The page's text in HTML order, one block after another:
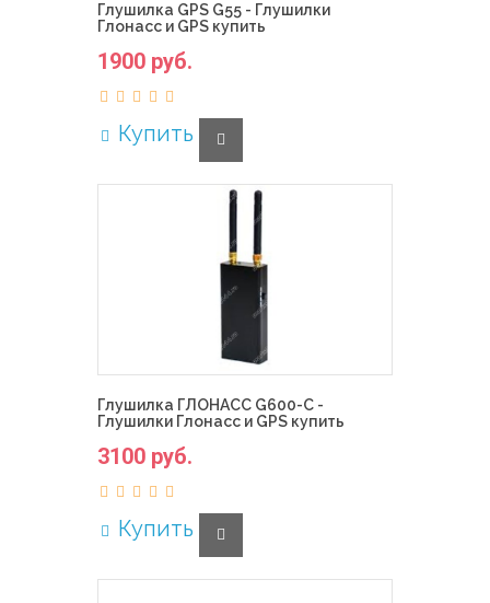
Глушилка GPS G55 - Глушилки
Глонасс и GPS купить
1900 руб.
Купить
Глушилка ГЛОНАСС G600-C -
Глушилки Глонасс и GPS купить
3100 руб.
Купить